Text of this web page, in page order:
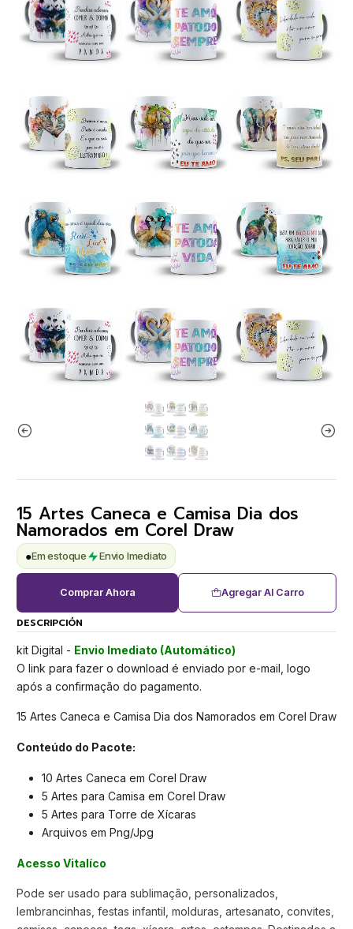
15 Artes Caneca e Camisa Dia dos
Namorados em Corel Draw
●Em estoque Envio Imediato
Agregar Al Carro
Comprar Ahora
DESCRIPCIÓN
kit Digital - Envio Imediato (Automático)
O link para fazer o download é enviado por e-mail, logo
após a confirmação do pagamento.
15 Artes Caneca e Camisa Dia dos Namorados em Corel Draw
Conteúdo do Pacote:
10 Artes Caneca em Corel Draw
5 Artes para Camisa em Corel Draw
5 Artes para Torre de Xícaras
Arquivos em Png/Jpg
Acesso Vitalíco
Pode ser usado para sublimação, personalizados,
lembrancinhas, festas infantil, molduras, artesanato, convites,